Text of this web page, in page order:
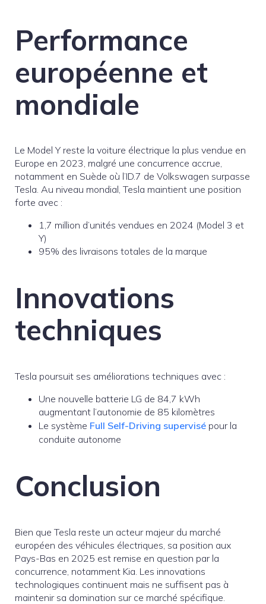
Performance
européenne et
mondiale
Le Model Y reste la voiture électrique la plus vendue en
Europe en 2023, malgré une concurrence accrue,
notamment en Suède où l’ID.7 de Volkswagen surpasse
Tesla. Au niveau mondial, Tesla maintient une position
forte avec :
1,7 million d’unités vendues en 2024 (Model 3 et
Y)
95% des livraisons totales de la marque
Innovations
techniques
Tesla poursuit ses améliorations techniques avec :
Une nouvelle batterie LG de 84,7 kWh
augmentant l’autonomie de 85 kilomètres
Le système Full Self-Driving supervisé pour la
conduite autonome
Conclusion
Bien que Tesla reste un acteur majeur du marché
européen des véhicules électriques, sa position aux
Pays-Bas en 2025 est remise en question par la
concurrence, notamment Kia. Les innovations
technologiques continuent mais ne suffisent pas à
maintenir sa domination sur ce marché spécifique.